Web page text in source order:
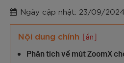
Ngày cập nhật: 23/09/2024
Nội dung chính [ẩn]
Phân tích về mút ZoomX